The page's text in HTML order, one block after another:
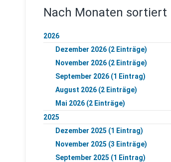
Nach Monaten sortiert
2026
Dezember 2026 (2 Einträge)
November 2026 (2 Einträge)
September 2026 (1 Eintrag)
August 2026 (2 Einträge)
Mai 2026 (2 Einträge)
2025
Dezember 2025 (1 Eintrag)
November 2025 (3 Einträge)
September 2025 (1 Eintrag)